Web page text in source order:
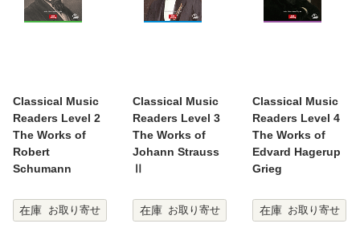
Classical Music
Readers Level 2
The Works of
Robert
Schumann
在庫 お取り寄せ
Classical Music
Readers Level 3
The Works of
Johann Strauss
Ⅱ
在庫 お取り寄せ
Classical Music
Readers Level 4
The Works of
Edvard Hagerup
Grieg
在庫 お取り寄せ